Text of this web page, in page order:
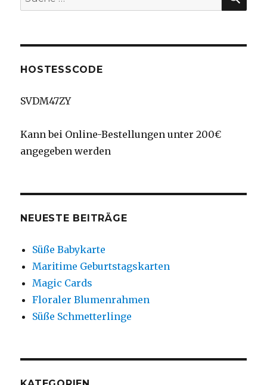
nach:
HOSTESSCODE
SVDM47ZY
Kann bei Online-Bestellungen unter 200€
angegeben werden
NEUESTE BEITRÄGE
Süße Babykarte
Maritime Geburtstagskarten
Magic Cards
Floraler Blumenrahmen
Süße Schmetterlinge